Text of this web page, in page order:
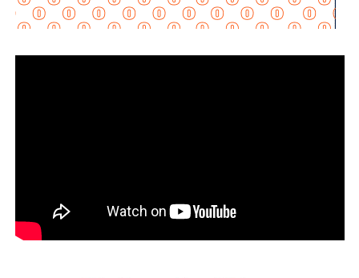
García Cázaresllamó a la ciudadanía a denunciar
cualquier conducta irregular y aclaró que el llamado no se